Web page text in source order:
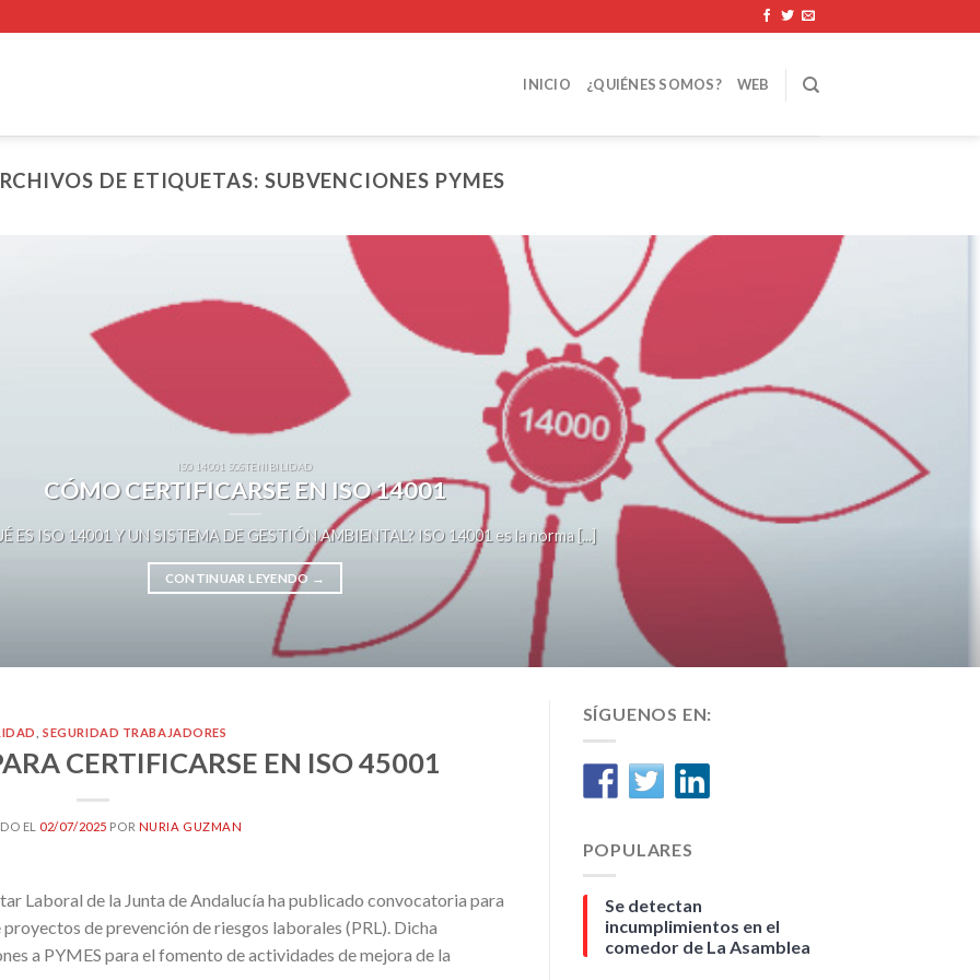
INICIO ¿QUIÉNES SOMOS? WEB
DE ETIQUETAS: SUBVENCIONES PYMES
ISO 14001 SOSTENIBILIDAD
CÓMO CERTIFICARSE EN ISO 14001
ES ISO 14001 Y UN SISTEMA DE GESTIÓN AMBIENTAL? ISO 14001 es la norma [...]
CONTINUAR LEYENDO →
,SEGURIDAD TRABAJADORES
CERTIFICARSE EN ISO 45001
EL 02/07/2025 POR NURIA GUZMAN
Laboral de la Junta de Andalucía ha publicado convocatoria para
de prevención de riesgos laborales (PRL). Dicha
a PYMES para el fomento de actividades de mejora de la
SÍGUENOS EN:
POPULARES
Se detectan
incumplimientos en el
comedor de La Asamblea